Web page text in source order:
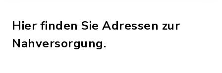
Hier finden Sie Adressen zur
Nahversorgung.